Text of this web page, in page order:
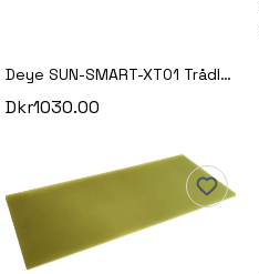
Deye SUN-SMART-XT01 Trådløs Transmitter
Dkr1030.00